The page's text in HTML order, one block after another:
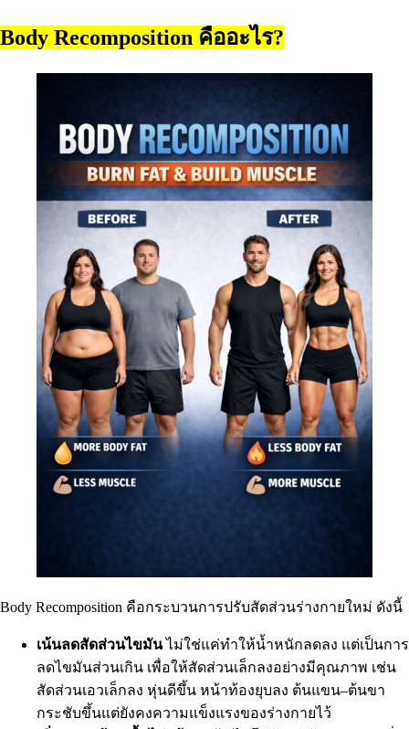
Body Recomposition คืออะไร?
Body Recomposition คือกระบวนการปรับสัดส่วนร่างกายใหม่ ดังนี้
เน้นลดสัดส่วนไขมันไม่ใช่แค่ทำให้น้ำหนักลดลง แต่เป็นการ
ลดไขมันส่วนเกิน เพื่อให้สัดส่วนเล็กลงอย่างมีคุณภาพ เช่น
สัดส่วนเอวเล็กลง หุ่นดีขึ้น หน้าท้องยุบลง ต้นแขน–ต้นขา
กระชับขึ้นแต่ยังคงความแข็งแรงของร่างกายไว้